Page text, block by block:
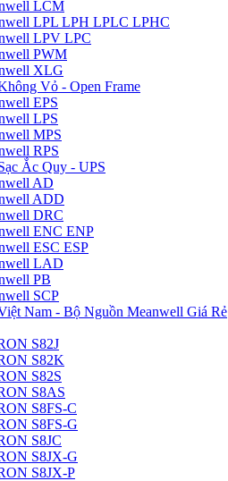
LCM
LPL LPH LPLC LPHC
LPV LPC
PWM
XLG
Vỏ - Open Frame
EPS
LPS
MPS
RPS
Ắc Quy - UPS
AD
ADD
DRC
ENC ENP
ESC ESP
LAD
PB
SCP
Nam - Bộ Nguồn Meanwell Giá Rẻ
S82J
S82K
S82S
S8AS
S8FS-C
S8FS-G
S8JC
S8JX-G
S8JX-P